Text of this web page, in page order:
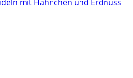
mit Hähnchen und Erdnuss